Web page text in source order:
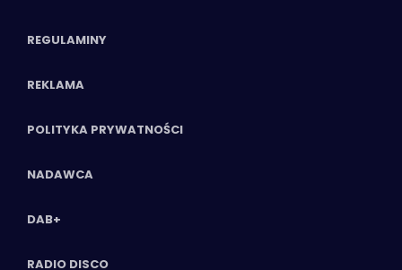
REGULAMINY
REKLAMA
POLITYKA PRYWATNOŚCI
NADAWCA
DAB+
RADIO DISCO